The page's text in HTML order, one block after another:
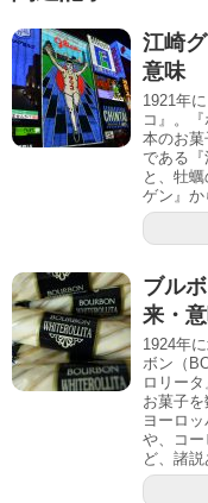
江崎
意味
1921年
コ』。
本のお
である『
と、牡
ゲン』か
ブル
来・
1924年
ボン（
ロリー
お菓子を
ヨーロ
や、コ
ど、諸説